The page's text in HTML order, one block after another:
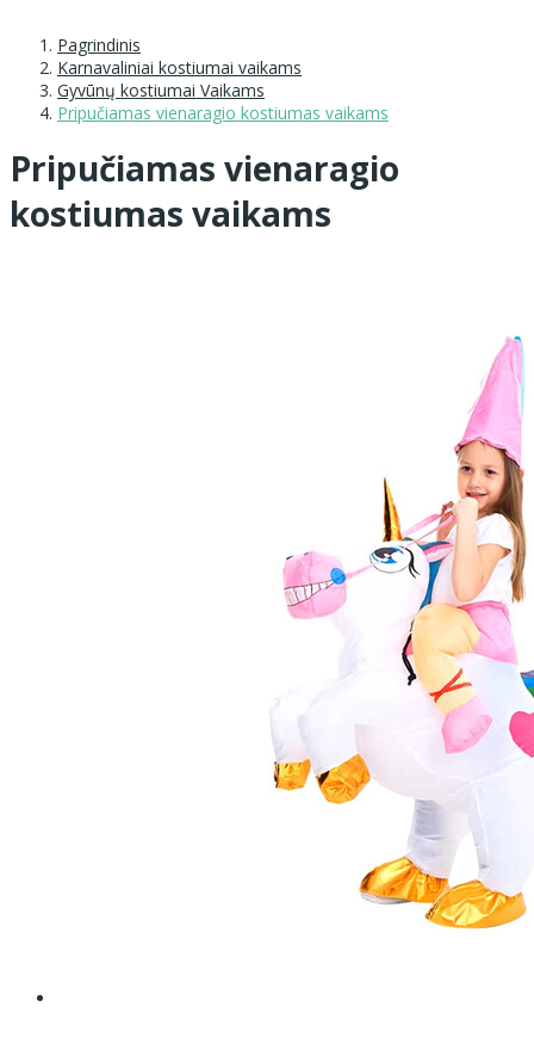
Pagrindinis
Karnavaliniai kostiumai vaikams
Gyvūnų kostiumai Vaikams
Pripučiamas vienaragio kostiumas vaikams
Pripučiamas vienaragio
kostiumas vaikams